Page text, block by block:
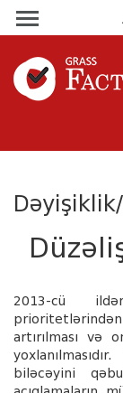
2013-cü
artırılması və
biləcəyini